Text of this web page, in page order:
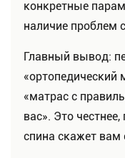
конкретные
наличие проблем
Главный вывод:
«ортопедический
«матрас с
вас». Это
спина скажет вам